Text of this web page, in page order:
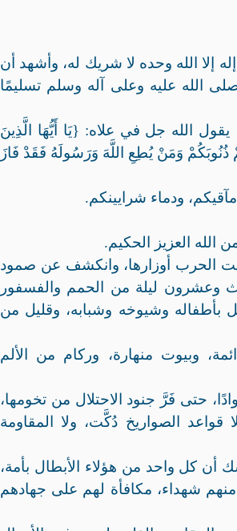
إلا الله وحده لا شريك له، وأشهد أن
الله عليه وعلى آله وسلم تسليمًا
الله جل في علاه: {يَا أَيُّهَا الَّذِينَ
ذُنُوبَكُمْ وَمَنْ يُطِعِ اللَّهَ وَرَسُولَهُ فَقَدْ فَازَ
ودماء شرايينكم.
العزيز الحكيم.
الحرب أوزارها، وانكشف عن صمود
وعشرون ليلة من الحمم والفسفور
بأطفاله وشيوخه وشبابه، وقليل من
وبيوت منهارة، وركام من الألم
حتى فَرَّ جنود الاحتلال من تخومها،
الصواريخ دُكَّت، ولا المقاومة
أن كل واحد من هؤلاء الأبطال بأمة،
شهداء، مكافأة لهم على جهادهم